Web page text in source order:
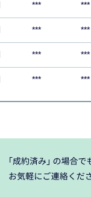
*** ***
*** ***
*** ***
*** ***